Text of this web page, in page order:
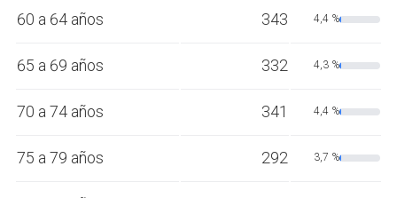
60 a 64 años 343 4,4 %
65 a 69 años 332 4,3 %
70 a 74 años 341 4,4 %
75 a 79 años 292 3,7 %